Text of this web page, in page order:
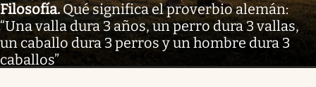
Filosofía.Qué significa el proverbio alemán:
“Una valla dura 3 años, un perro dura 3 vallas,
un caballo dura 3 perros y un hombre dura 3
caballos”